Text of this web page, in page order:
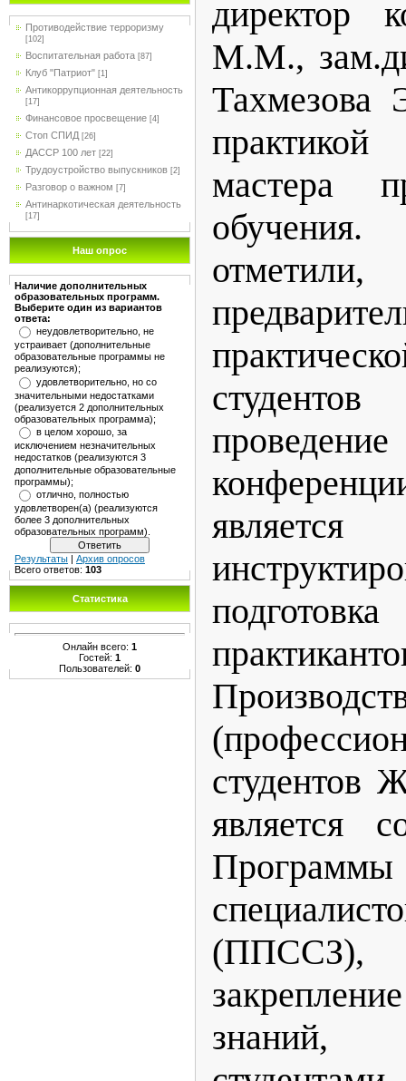
Противодействие терроризму
[102]
Воспитательная работа [87]
Клуб "Патриот" [1]
Антикоррупционная деятельность
[17]
Финансовое просвещение [4]
Стоп СПИД [26]
ДАССР 100 лет [22]
Трудоустройство выпускников [2]
Разговор о важном [7]
Антинаркотическая деятельность
[17]
Наш опрос
Наличие дополнительных
образовательных программ.
Выберите один из вариантов
ответа:
неудовлетворительно, не
устраивает (дополнительные
образовательные программы не
реализуются);
удовлетворительно, но со
значительными недостатками
(реализуется 2 дополнительных
образовательных программа);
в целом хорошо, за
исключением незначительных
недостатков (реализуются 3
дополнительные образовательные
программы);
отлично, полностью
удовлетворен(а) (реализуются
более 3 дополнительных
образовательных программ).
Результаты
Архив опросов
Всего ответов: 103
Статистика
Онлайн всего: 1
Гостей: 1
Пользователей: 0
директор
М.М.,
Тахмезова
мастера
студентов
является
(ППССЗ),
знаний,